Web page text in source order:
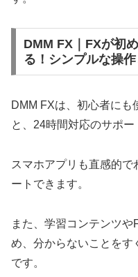
DMM FX｜FXが初
る！シンプルな操
DMM FXは、初心者にも
と、24時間対応のサポー
スマホアプリも直感的
ートできます。
また、学習コンテンツ
め、分からないことをす
です。